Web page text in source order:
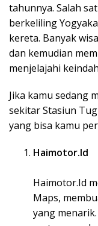
tahunnya. Salah
berkeliling
kereta. Banyak
dan kemudian
menjelajahi
Jika kamu sedang
sekitar Stasiun
yang bisa kamu
Haimotor.Id
Haimotor.Id
Maps,
yang